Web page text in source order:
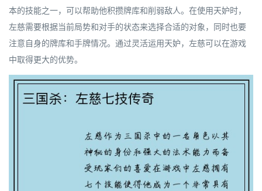
本的技能之一，可以帮助他积攒牌库和削弱敌人。在使用天妒时，
左慈需要根据当前局势和对手的状态来选择合适的对象，同时也要
注意自身的牌库和手牌情况。通过灵活运用天妒，左慈可以在游戏
中取得更大的优势。